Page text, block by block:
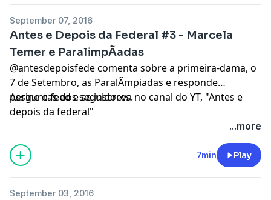
September 07, 2016
Antes e Depois da Federal #3 - Marcela
Temer e ParalimpÃ­adas
@antesdepoisfede comenta sobre a primeira-dama, o
7 de Setembro, as ParalÃ­mpiadas e responde
perguntas dos seguidores.
Assine o feed e se inscreva no canal do YT, "Antes e
depois da federal"
...more
7min Play
September 03, 2016